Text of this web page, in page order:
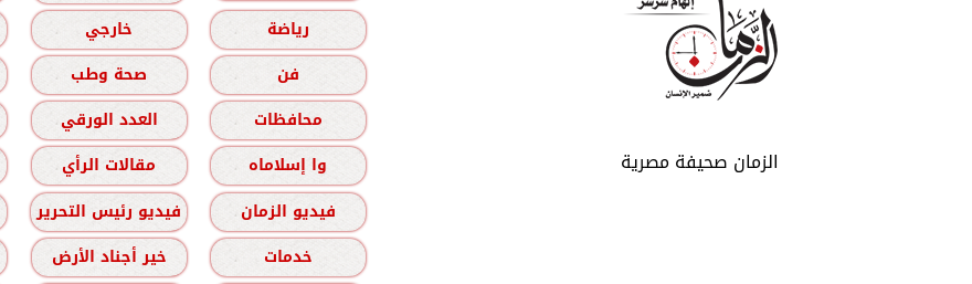
الزمان صحيفة مصرية
رياضة
خارجي
فن
صحة وطب
محافظات
العدد الورقي
وا إسلاماه
مقالات الرأي
فيديو الزمان
فيديو رئيس التحرير
خدمات
خير أجناد الأرض